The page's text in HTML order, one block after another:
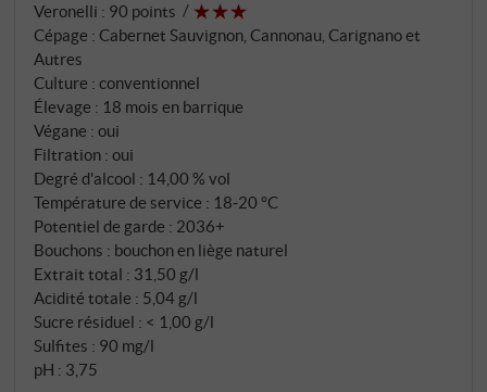
Surrau reprend cette métaphore pour donner à son
vin rouge le plus puissant le nom qui associe origine,
force et identité. Barriu, c'est la Sardaigne en mesure
traditionnelle, née dans la Gallura, où le soleil, le vent
et le granit créent une scène dramatique pour les
grands vins rouges. Le vin réunit trois caractères de
cépage : Cabernet Sauvignon, Cannonau et
Carignano, et chaque cépage apporte sa propre
signature. Les vignes sont enracinées sur des sols
granitiques dans les collines près d'Arzachena, où les
nuits fraîches et le vent thermique assurent une
maturation lente et équilibrée.
Veronelli : 90 points
Cépage : Cabernet Sauvignon, Cannonau, Carignano et
Autres
Culture : conventionnel
Élevage : 18 mois en barrique
Végane : oui
Filtration : oui
Degré d'alcool : 14,00 % vol
Température de service : 18‑20 °C
Potentiel de garde : 2036+
Bouchons : bouchon en liège naturel
Extrait total : 31,50 g/l
Acidité totale : 5,04 g/l
Sucre résiduel : < 1,00 g/l
Sulfites : 90 mg/l
pH : 3,75